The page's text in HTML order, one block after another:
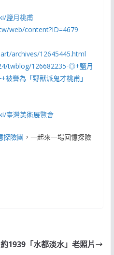
鹽月桃甫
web/content?ID=4679
archives/12645445.html
twblog/126682235-◎+鹽月
譽為「野獸派鬼才桃甫」
臺灣美術展覽會
探險團 ，一起來一場回憶探險
約1939「水都淡水」老照片